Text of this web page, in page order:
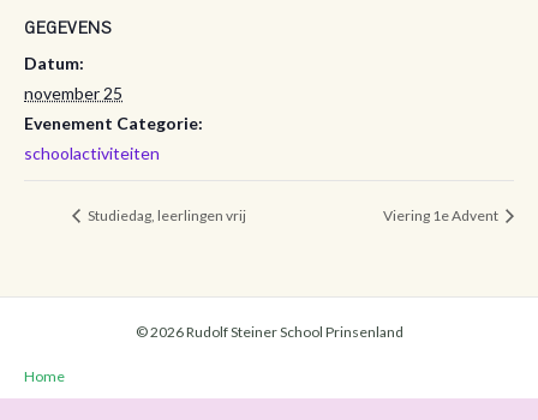
GEGEVENS
Datum:
november 25
Evenement Categorie:
schoolactiviteiten
Studiedag, leerlingen vrij Viering 1e Advent
© 2026 Rudolf Steiner School Prinsenland
Home